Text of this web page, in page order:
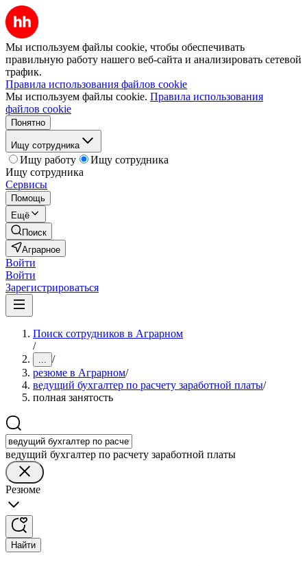
Мы используем файлы cookie, чтобы обеспечивать
правильную работу нашего веб-сайта и анализировать сетевой
трафик.
Правила использования файлов cookie
Мы используем файлы cookie. Правила использования
файлов cookie
Понятно
Ищу сотрудника
Ищу работу
Ищу сотрудника
Ищу сотрудника
Сервисы
Помощь
Ещё
Поиск
Аграрное
Войти
Войти
Зарегистрироваться
Поиск сотрудников в Аграрном
/
... /
резюме в Аграрном/
ведущий бухгалтер по расчету заработной платы/
полная занятость
ведущий бухгалтер по расчету заработной платы
Резюме
Найти